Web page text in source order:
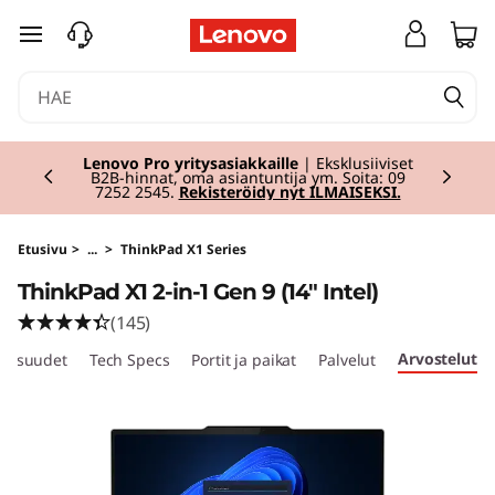
T
k
P
a
d
siirry pääsisältöön
Lenovo Pro yritysasiakkaille| Eksklusiiviset
B2B-hinnat, oma asiantuntija ym. Soita: 09
7252 2545. Rekisteröidy nyt ILMAISEKSI.
Currently displaying item 2 of 2
Etusivu > ... > ThinkPad X1 Series
ThinkPad X1 2-in-1 Gen 9 (14" Intel)
(145)
Tech Specs Portit ja paikat Palvelut Arvostelut